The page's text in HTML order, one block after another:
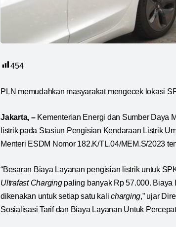
454
PLN memudahkan masyarakat mengecek lokasi
Jakarta, –Kementerian Energi dan Sumber Daya
listrik pada Stasiun Pengisian Kendaraan Listrik
Menteri ESDM Nomor 182.K/TL.04/MEM.S/2023
“Besaran Biaya Layanan pengisian listrik untuk
Ultrafast Chargingpaling banyak Rp 57.000. Biaya
dikenakan untuk setiap satu kalicharging,” ujar
Sosialisasi Tarif dan Biaya Layanan Untuk